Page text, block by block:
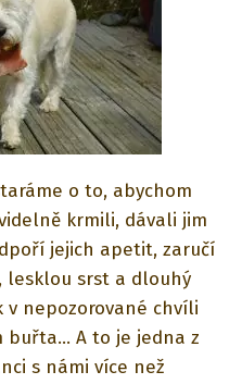
o to, abychom
krmili, dávali jim
jejich apetit, zaručí
lesklou srst a dlouhý
v nepozorované chvíli
A to je jedna z
s námi více než